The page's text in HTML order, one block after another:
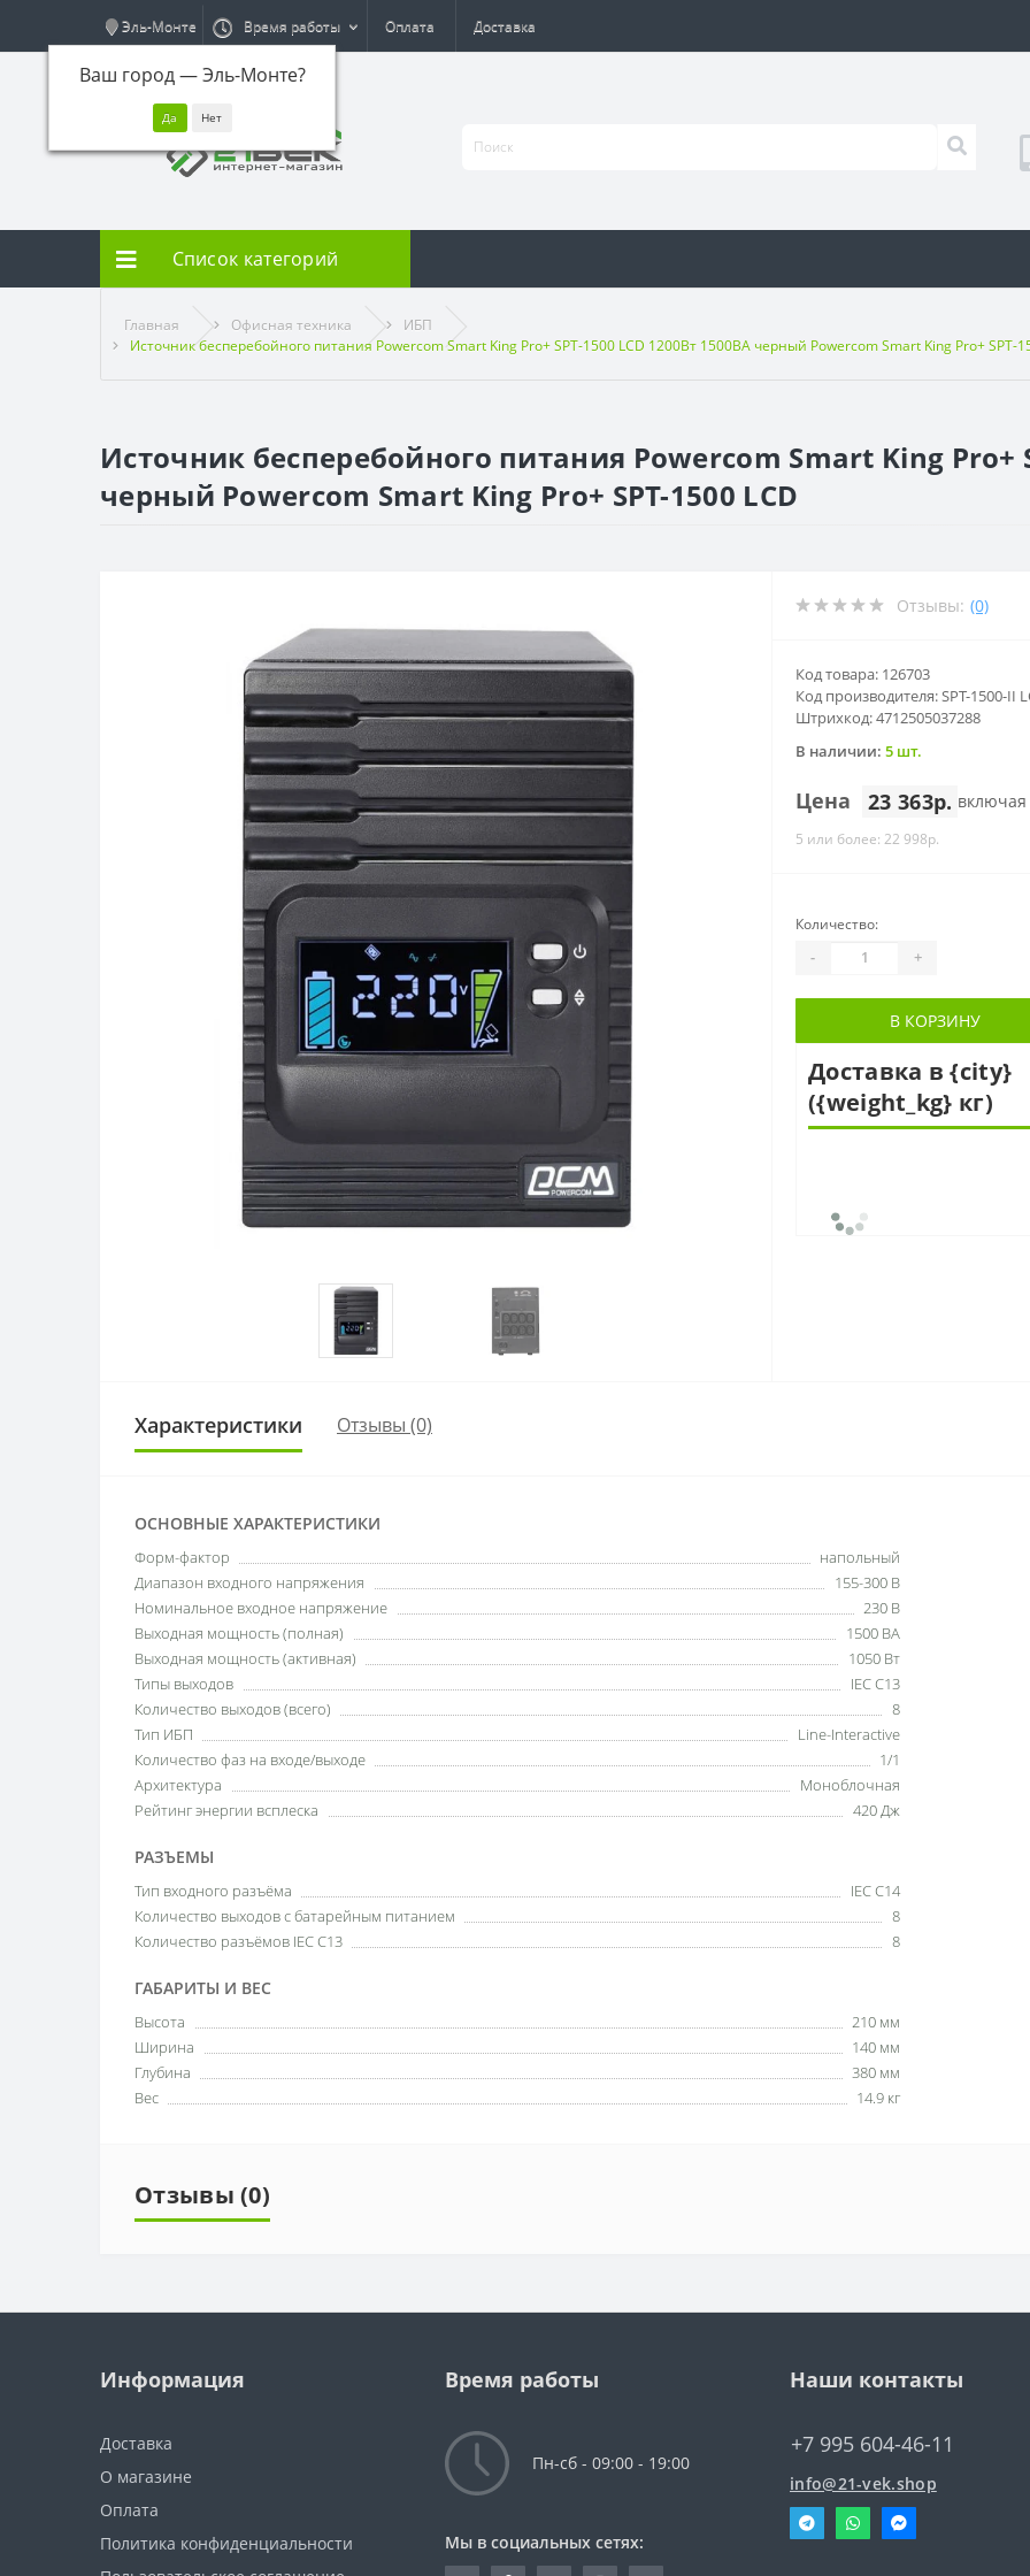
Эль-Монте
Ваш город —Эль-Монте?
Время работы Оплата Доставка
Список категорий
Главная Офисная техника
ИБП
Источник бесперебойного питания Powercom Smart King Pro+ SPT-1500 LCD 1200Вт 1500ВА черный Powercom Smart King Pro+ SPT-
Источник бесперебойного питания Powercom Smart King Pro+
черный Powercom Smart King Pro+ SPT-1500 LCD
Отзывы: (0)
Код товара: 126703
Код производителя: SPT-1500-II
Штрихкод: 4712505037288
В наличии: 5 шт.
Цена 23 363р.
5 или более: 22 998р.
Количество:
- +
В КОРЗИНУ
Доставка в {city}
({weight_kg} кг)
Характеристики Отзывы (0)
ОСНОВНЫЕ ХАРАКТЕРИСТИКИ
Форм-фактор
напольный
Диапазон входного напряжения
155-300 В
Номинальное входное напряжение
230 В
Выходная мощность (полная)
1500 ВА
Выходная мощность (активная)
1050 Вт
Типы выходов
IEC C13
Количество выходов (всего)
8
Тип ИБП
Line-Interactive
Количество фаз на входе/выходе
1/1
Архитектура
Моноблочная
Рейтинг энергии всплеска
420 Дж
РАЗЪЕМЫ
Тип входного разъёма
IEC C14
Количество выходов с батарейным питанием
8
Количество разъёмов IEC C13
8
ГАБАРИТЫ И ВЕС
Высота
210 мм
Ширина
140 мм
Глубина
380 мм
Вес
14.9 кг
Отзывы (0)
Информация
Доставка
О магазине
Оплата
Политика конфиденциальности
Время работы
Пн-сб - 09:00 - 19:00
Мы в социальных сетях:
Наши контакты
+7 995 604-46-11
info@21-vek.shop